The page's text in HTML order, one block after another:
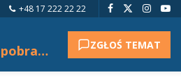
+48 17 222 22 22
Nie udało się pobrać tytułu. ZGŁOŚ TEMAT